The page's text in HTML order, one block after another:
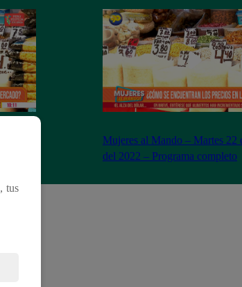
Mujeres al Mando – Martes 22
del 2022 – Programa completo
, tus